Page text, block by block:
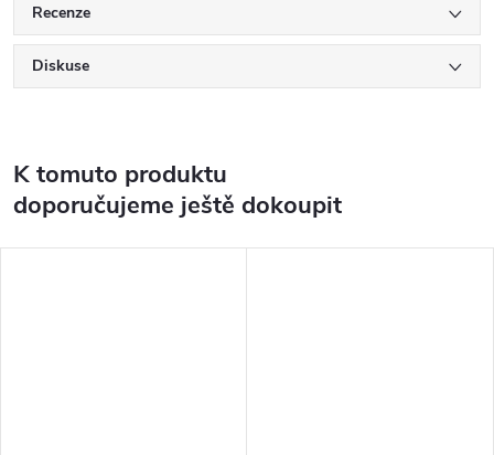
Recenze
Diskuse
K tomuto produktu
doporučujeme ještě dokoupit